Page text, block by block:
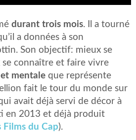
durant trois mois. Il a tourné
a données à son
Son objectif: mieux se
connaître et faire vivre
mentale que représente
fait le tour du monde sur
avait déjà servi de décor à
en 2013 et déjà produit
Films du Cap).